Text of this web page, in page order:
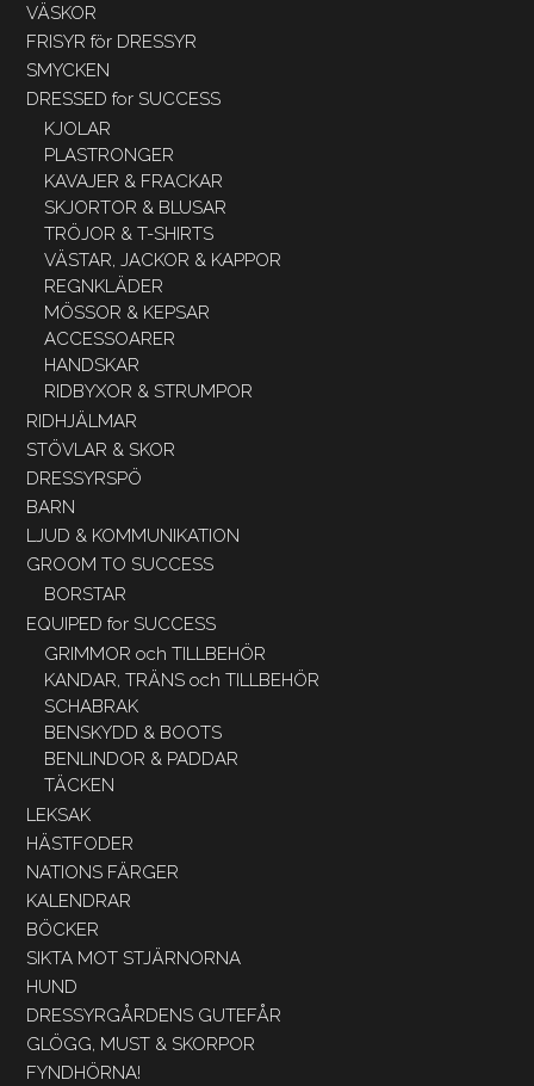
VÄSKOR
FRISYR för DRESSYR
SMYCKEN
DRESSED for SUCCESS
KJOLAR
PLASTRONGER
KAVAJER & FRACKAR
SKJORTOR & BLUSAR
TRÖJOR & T-SHIRTS
VÄSTAR, JACKOR & KAPPOR
REGNKLÄDER
MÖSSOR & KEPSAR
ACCESSOARER
HANDSKAR
RIDBYXOR & STRUMPOR
RIDHJÄLMAR
STÖVLAR & SKOR
DRESSYRSPÖ
BARN
LJUD & KOMMUNIKATION
GROOM TO SUCCESS
BORSTAR
EQUIPED for SUCCESS
GRIMMOR och TILLBEHÖR
KANDAR, TRÄNS och TILLBEHÖR
SCHABRAK
BENSKYDD & BOOTS
BENLINDOR & PADDAR
TÄCKEN
LEKSAK
HÄSTFODER
NATIONS FÄRGER
KALENDRAR
BÖCKER
SIKTA MOT STJÄRNORNA
HUND
DRESSYRGÅRDENS GUTEFÅR
GLÖGG, MUST & SKORPOR
FYNDHÖRNA!